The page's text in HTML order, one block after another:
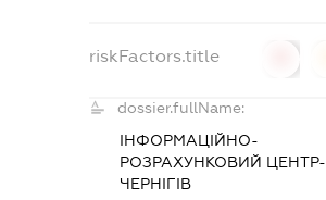
riskFactors.title
dossier.fullName:
ІНФОРМАЦІЙНО-
РОЗРАХУНКОВИЙ ЦЕНТР-
ЧЕРНІГІВ